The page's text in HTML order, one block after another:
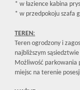
* w łazience kabina
* w przedpokoju szafa
TEREN:
Teren ogrodzony i
najbliższym
Możliwość parkowania
miejsc na terenie